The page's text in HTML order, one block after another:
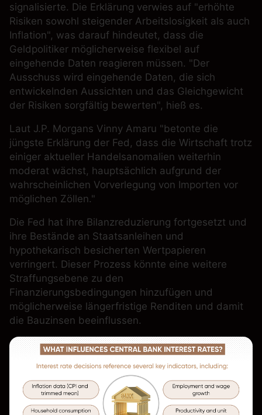
signalisierte. Die Erklärung verwies auf "erhöhte
Risiken sowohl steigender Arbeitslosigkeit als auch
Inflation", was darauf hindeutet, dass die
Geldpolitiker möglicherweise flexibel auf
eingehende Daten reagieren müssen. "Der
Ausschuss wird eingehende Daten, die sich
entwickelnden Aussichten und das Gleichgewicht
der Risiken sorgfältig bewerten", hieß es.
Laut J.P. Morgans Vinny Amaru "betonte die
jüngste Erklärung der Fed, dass die Wirtschaft trotz
einiger aktueller Handelsanomalien weiterhin
moderat wächst, hauptsächlich aufgrund der
wahrscheinlichen Vorverlegung von Importen vor
möglichen Zöllen."
Die Fed hat ihre Bilanzreduzierung fortgesetzt und
ihre Bestände an Staatsanleihen und
hypothekarisch besicherten Wertpapieren
verringert. Dieser Prozess könnte eine weitere
Straffungsebene zu den
Finanzierungsbedingungen hinzufügen und
möglicherweise längerfristige Renditen und damit
die Bauzinsen beeinflussen.